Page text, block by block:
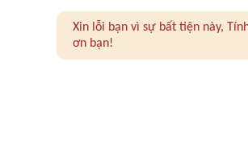
Xin lỗi bạn vì sự bất tiện này,
ơn bạn!